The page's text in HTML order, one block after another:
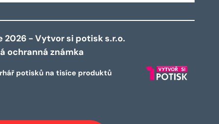
2026 - Vytvor si potisk s.r.o.
ochranná známka
potisků na tisíce produktů